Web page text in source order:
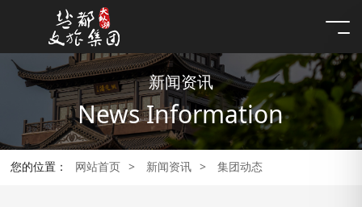
新闻资讯
News Information
您的位置： 网站首页 > 新闻资讯 > 集团动态